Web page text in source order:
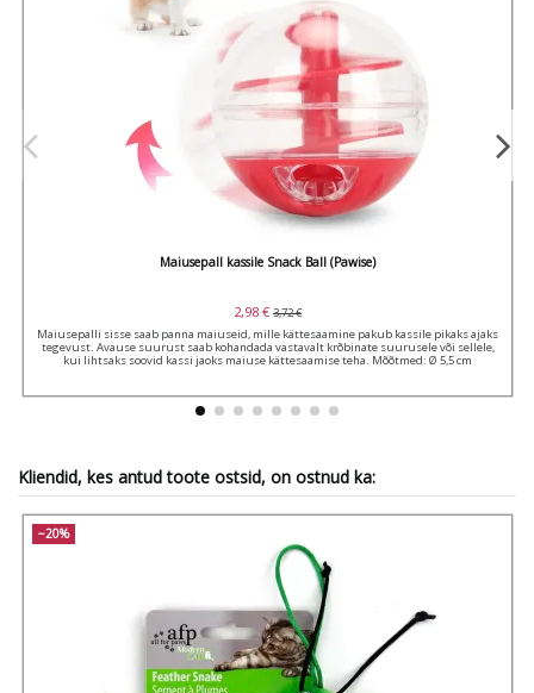
Maiusepall kassile Snack Ball (Pawise)
2,98 € 3,72 €
Maiusepalli sisse saab panna maiuseid, mille kättesaamine pakub kassile pikaks ajaks
tegevust. Avause suurust saab kohandada vastavalt krõbinate suurusele või sellele,
kui lihtsaks soovid kassi jaoks maiuse kättesaamise teha. Mõõtmed: Ø 5,5 cm
Kliendid, kes antud toote ostsid, on ostnud ka:
−20%